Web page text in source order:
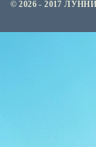
© 2026 - 2017